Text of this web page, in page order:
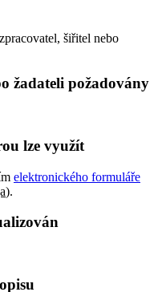
šiřitel nebo
žadateli požadovány
lze využít
elektronického formuláře
).